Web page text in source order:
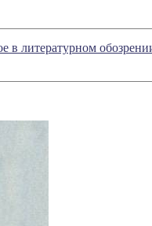
в литературном